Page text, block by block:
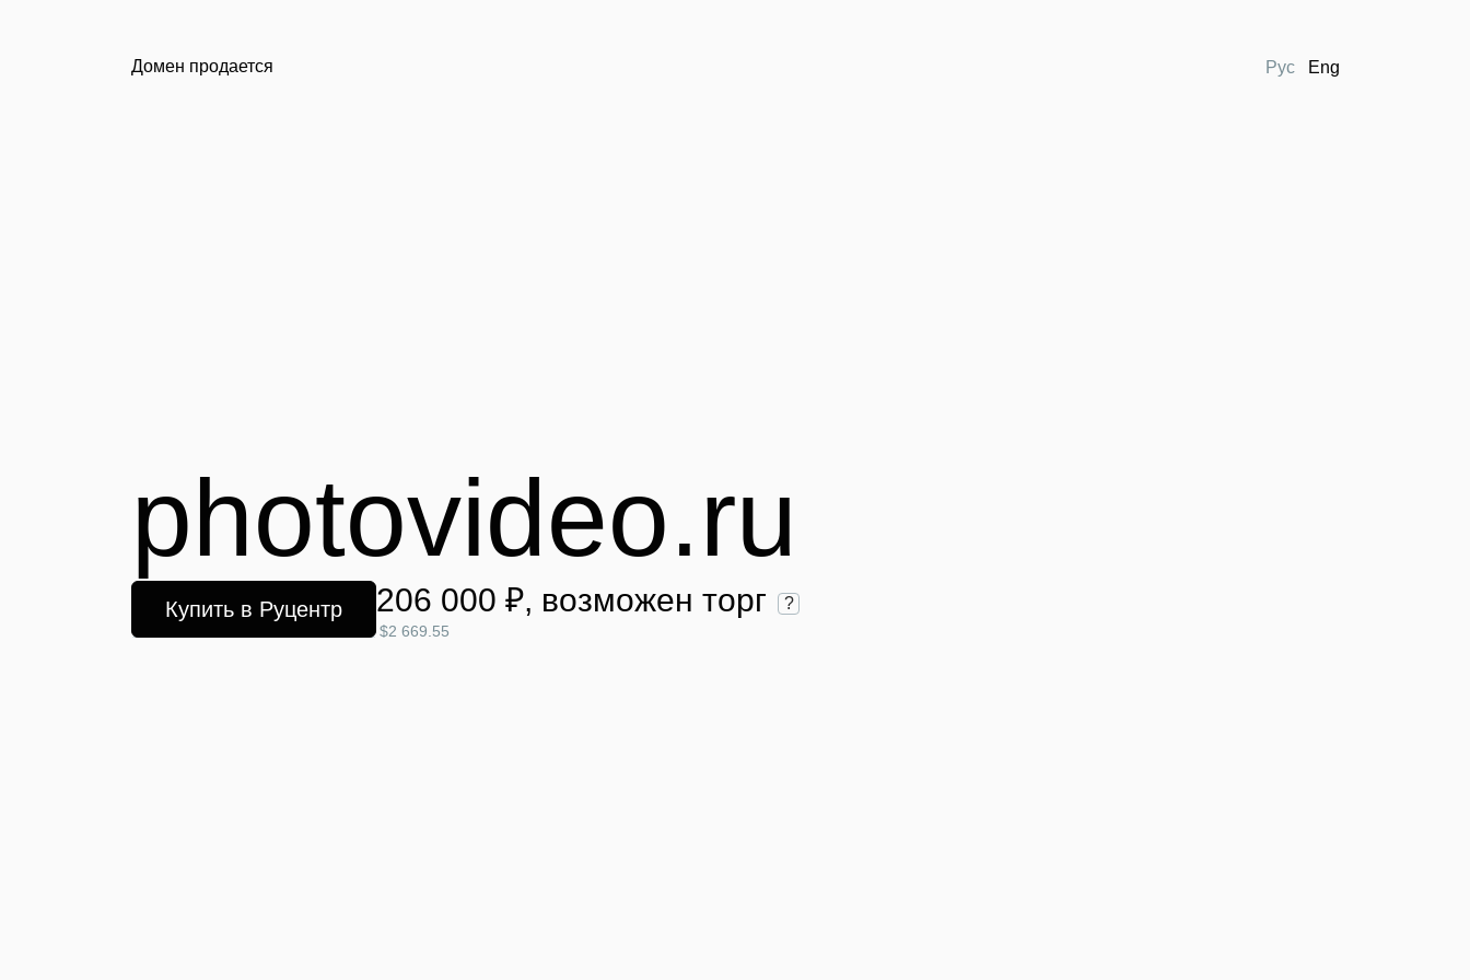
Домен продается Рус Eng
photovideo.ru
Купить в Руцентр 206 000 ₽, возможен торг ?
$2 669.55